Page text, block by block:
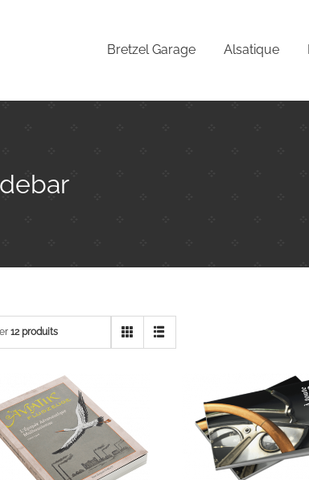
Bretzel Garage Alsatique
12 produits
Aviatik Flugzeuge
Bretzel
Tome 3 – 20
bolides du
national de
l’automobile